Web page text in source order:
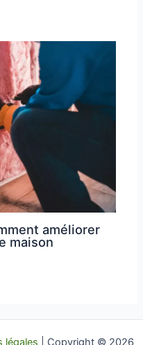
améliorer
maison
légales | Copyright © 2026